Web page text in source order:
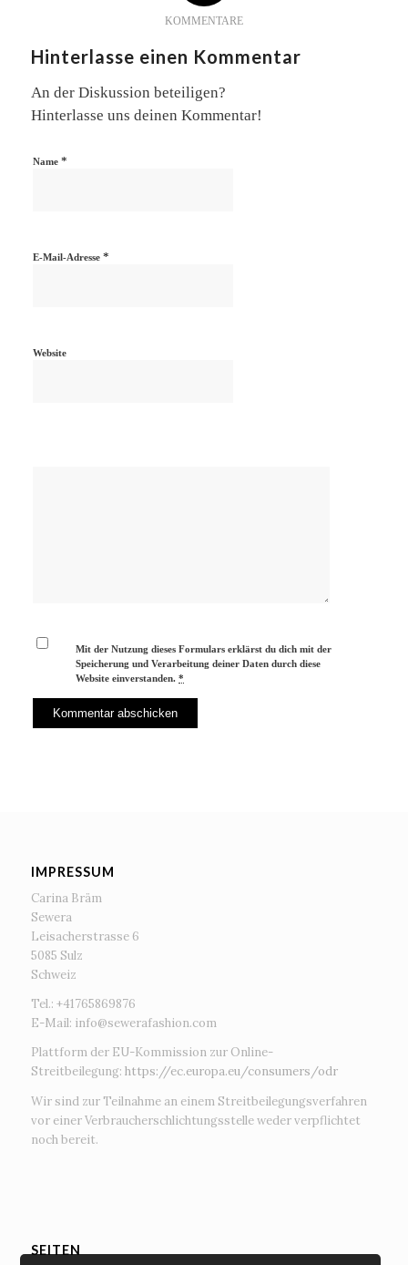
KOMMENTARE
Hinterlasse einen Kommentar
An der Diskussion beteiligen?
Hinterlasse uns deinen Kommentar!
Name *
E-Mail-Adresse *
Website
Mit der Nutzung dieses Formulars erklärst du dich mit der
Speicherung und Verarbeitung deiner Daten durch diese
Website einverstanden.*
IMPRESSUM
Carina Bräm
Sewera
Leisacherstrasse 6
5085 Sulz
Schweiz
Tel.: +41765869876
E-Mail: info@sewerafashion.com
Plattform der EU-Kommission zur Online-
Streitbeilegung: https://ec.europa.eu/consumers/odr
Wir sind zur Teilnahme an einem Streitbeilegungsverfahren
vor einer Verbraucherschlichtungsstelle weder verpflichtet
noch bereit.
SEITEN